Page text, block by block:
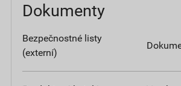
Dokumenty
Bezpečnostné listy
(externí)